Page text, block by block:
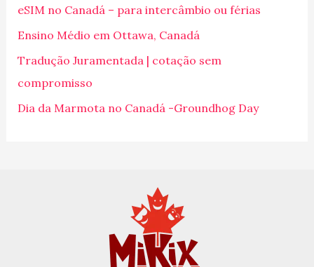
a
r
p
o
r
eSIM no Canadá – para intercâmbio ou férias
Ensino Médio em Ottawa, Canadá
Tradução Juramentada | cotação sem
compromisso
Dia da Marmota no Canadá -Groundhog Day